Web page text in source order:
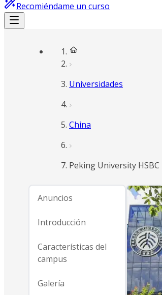
Recomiéndame un curso
Universidades
China
Peking University
Anuncios
Introducción
Características del
campus
Galería